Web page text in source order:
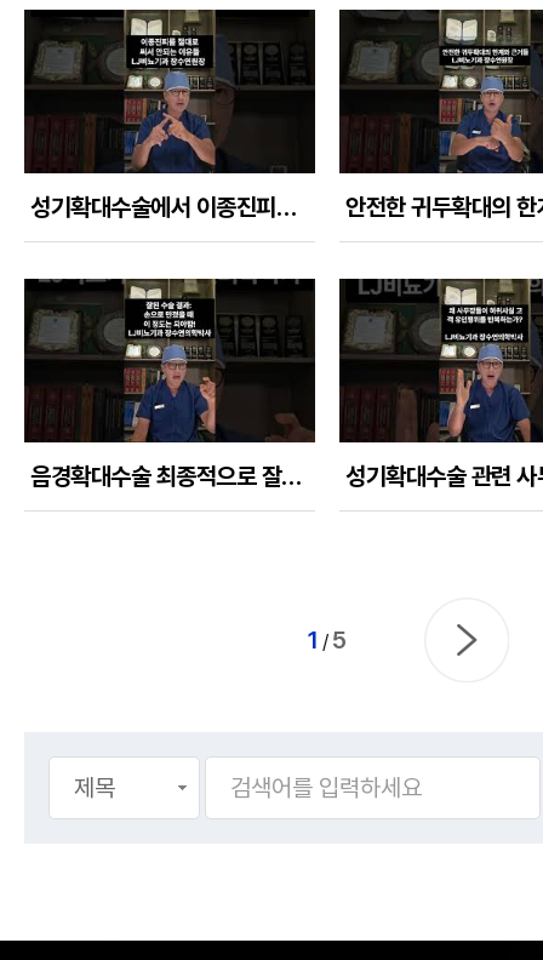
성기확대수술에서 이종진피가 부적합 재료인 이유들
음경확대수술 최종적으로 잘된 결과라면 손으로 만졌을 때 이정도는 되야 한다!
1 / 5